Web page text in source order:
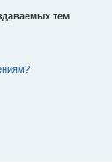
тем